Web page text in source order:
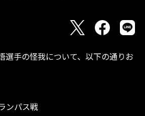
選手の怪我について、以下の通りお
ンパス戦